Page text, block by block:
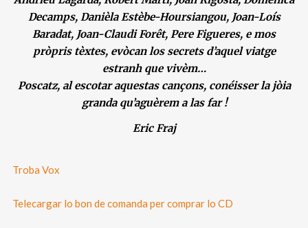
Decamps, Danièla Estèbe-Hoursiangou, Joan-Loís
Baradat, Joan-Claudi Forêt, Pere Figueres, e mos
pròpris tèxtes, evòcan los secrets d’aquel viatge
estranh que vivèm…
Poscatz, al escotar aquestas cançons, conéisser la jòia
granda qu’aguèrem a las far !
Eric Fraj
Troba Vox
Telecargar lo bon de comanda per comprar lo CD